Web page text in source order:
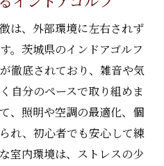
は、外部環境に左右されず
。茨城県のインドアゴルフ
徹底されており、雑音や気
自分のペースで取り組めま
、照明や空調の最適化、個
れ、初心者でも安心して練
室内環境は、ストレスの少